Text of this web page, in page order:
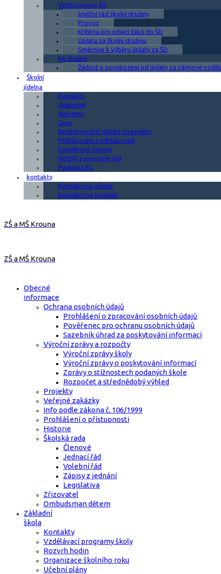
Vnitřní normy ŠD
Vnitřní řád školní družiny
Provoz
Kritéria pro přijetí žáků do ŠD
Úplata za školní družinu
Směrnice k výběru úplaty za ŠD
Ke stažení
Žádost o osvobození od úplaty za zájmové
Školní
jídelna
Kontakty
Jídelníček
Alergeny
Ceny
Bezhotovostní platba stravného
Přihlašování a odhlašování
Doplňková činnost
Vnitřní a provozní řád
Podpora EU
kontakty
Kontakty na učitele
Kontakty na součásti
ZŠ a MŠ Krouna
ZŠ a MŠ Krouna
Obecné
informace
Ochrana osobních údajů
Prohlášení o zpracování osobních údajů
Pověřenec pro ochranu osobních údajů
Sazebník úhrad za poskytování informací
Výroční zprávy a rozpočty
Výroční zprávy školy
Výroční zprávy o poskytování informací
Zprávy o stížnostech podaných škole
Rozpočet a střednědobý výhled
Projekty
Veřejné zakázky
Info podle zákona č. 106/1999
Prohlášení o přístupnosti
Historie
Školská rada
Členové
Jednací řád
Volební řád
Zápisy z jednání
Legislativa
Zřizovatel
Ombudsman dětem
Základní
škola
Kontakty
Vzdělávací programy školy
Rozvrh hodin
Organizace školního roku
Učební plány